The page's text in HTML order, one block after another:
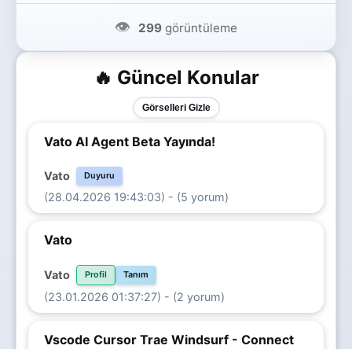
🔥 Güncel Konular
Görselleri Gizle
Vato AI Agent Beta Yayında!
Vato Duyuru
(28.04.2026 19:43:03) - (5 yorum)
Vato
Vato Profil Tanım
(23.01.2026 01:37:27) - (2 yorum)
Vscode Cursor Trae Windsurf - Connect
👁️ 299 görüntüleme